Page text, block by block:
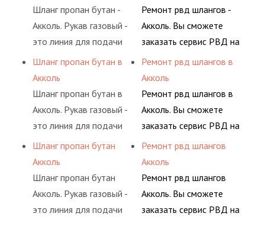
Шланг пропан бутан -
Акколь. Рукав газовый -
это линия для подачи
сжатого воздуха и
различных типов
сжиженного газа
(кислород, аргон, метан,
пропан, бутан,
определенными
Шланг пропан бутан в
Акколь
Шланг пропан бутан в
Акколь. Рукав газовый -
это линия для подачи
сжатого воздуха и
различных типов
сжиженного газа
(кислород, аргон, метан,
пропан, бутан,
Шланг пропан бутан
Акколь
Шланг пропан бутан
Акколь. Рукав газовый -
это линия для подачи
Ремонт рвд шлангов -
Акколь. Вы сможете
заказать сервис РВД на
разовой основе либо на
условиях
долговременного
комплексного
обслуживания
предприятия.
Ремонт рвд шлангов в
Акколь
Ремонт рвд шлангов в
Акколь. Вы сможете
заказать сервис РВД на
разовой основе либо на
условиях
долговременного
комплексного
обслуживания
Ремонт рвд шлангов
Акколь
Ремонт рвд шлангов
Акколь. Вы сможете
заказать сервис РВД на